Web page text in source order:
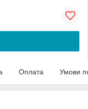
Оплата Умови